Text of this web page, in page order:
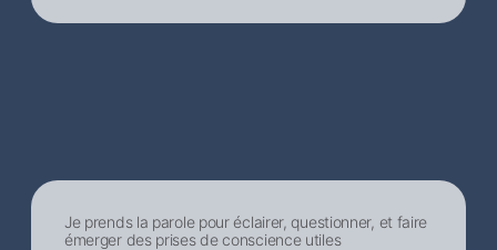
Je prends la parole pour éclairer, questionner, et faire
émerger des prises de conscience utiles